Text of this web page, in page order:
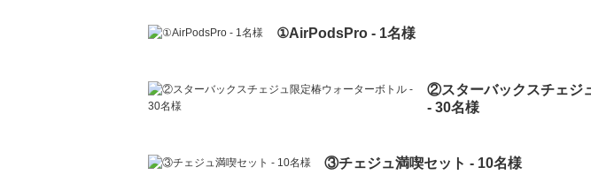
①AirPodsPro - 1名様
②スターバックスチェジ
- 30名様
③チェジュ満喫セット - 10名様